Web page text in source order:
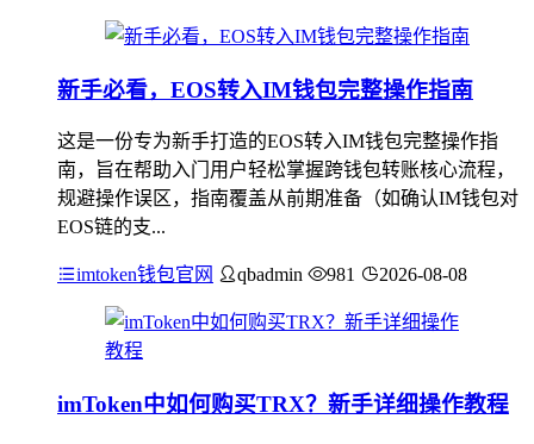
新手必看，EOS转入IM钱包完整操作指南
这是一份专为新手打造的EOS转入IM钱包完整操作指
南，旨在帮助入门用户轻松掌握跨钱包转账核心流程，
规避操作误区，指南覆盖从前期准备（如确认IM钱包对
EOS链的支...
imtoken钱包官网 qbadmin 981 2026-08-08
imToken中如何购买TRX？新手详细操作教程